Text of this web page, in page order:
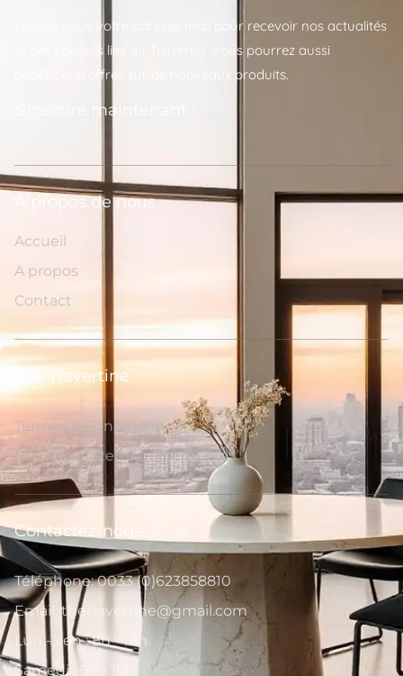
Laissez nous votre adresse mail pour recevoir nos actualités
et des conseils liés au Travertin. Vous pourrez aussi
bénéficer d'offres sur de nouveaux produits.
S'inscrire maintenant !
A propos de nous
Accueil
A propos
Contact
The Travertine
Termes & Conditions
Retours et Remboursements
Contactez-nous
Téléphone: 0033 (0)623858810
Email: thetravertine@gmail.com
Lun - ven : 8h - 18h
Samedi : 8h - 16h